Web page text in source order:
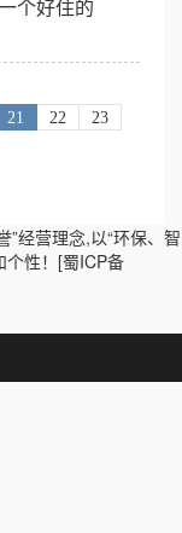
个好住的
21 22
23
经营理念,以“环保、智
性！ [蜀ICP备